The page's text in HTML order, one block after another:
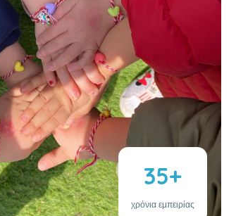
35+
χρόνια εμπειρίας